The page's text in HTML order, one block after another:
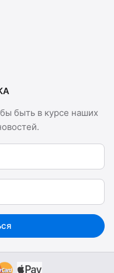
быть в курсе наших